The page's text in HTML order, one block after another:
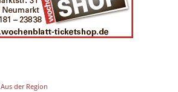
Aus der Region